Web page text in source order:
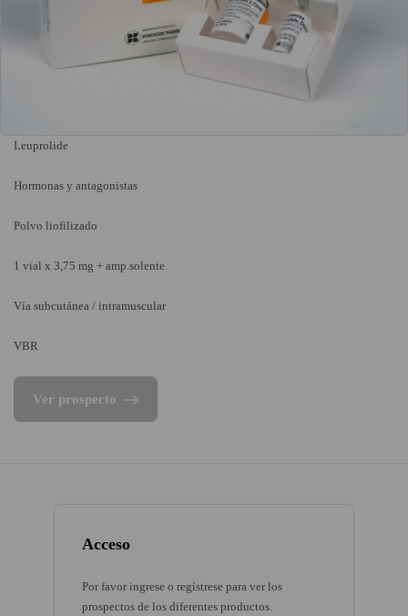
Acceso
Por favor ingrese o regístrese para ver los
prospectos de los diferentes productos.
Leuprolide
Hormonas y antagonistas
Polvo liofilizado
1 vial x 3,75 mg + amp.solente
Vía subcutánea / intramuscular
VBR
Ver prospecto